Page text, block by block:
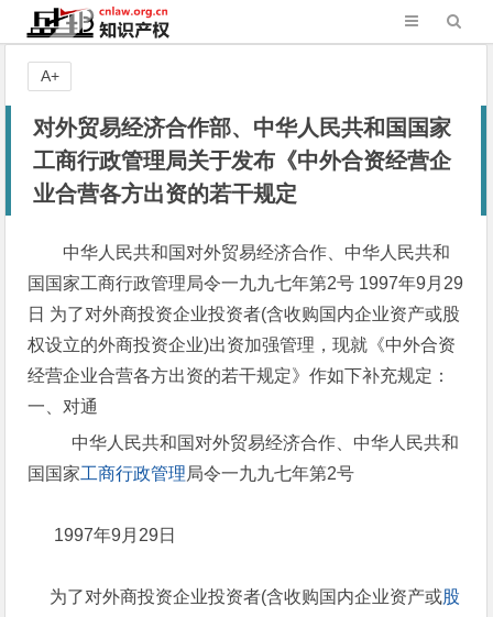
对外贸易经济合作部、中华人民共和国国家
工商行政管理局关于发布《中外合资经营企
业合营各方出资的若干规定
中华人民共和国对外贸易经济合作、中华人民共和
国国家工商行政管理局令一九九七年第2号 1997年9月29
日 为了对外商投资企业投资者(含收购国内企业资产或股
权设立的外商投资企业)出资加强管理，现就《中外合资
经营企业合营各方出资的若干规定》作如下补充规定：
一、对通
中华人民共和国对外贸易经济合作、中华人民共和
国国家工商行政管理局令一九九七年第2号
1997年9月29日
为了对外商投资企业投资者(含收购国内企业资产或股
A+